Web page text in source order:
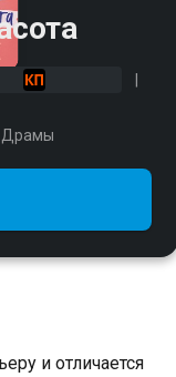
Драмы
и отличается